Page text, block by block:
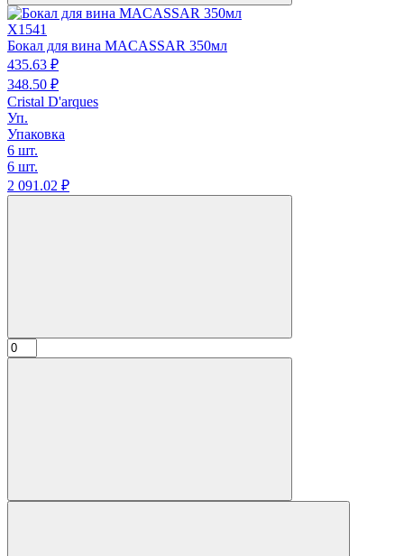
X1541
Бокал для вина MACASSAR 350мл
435.63 ₽
348.50 ₽
Cristal D'arques
Уп.
Упаковка
6 шт.
6 шт.
2 091.02 ₽